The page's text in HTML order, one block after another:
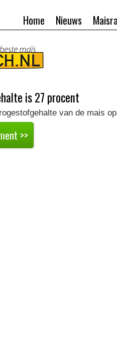
Nieuws
Home
is 27 procent
van de mais
>>